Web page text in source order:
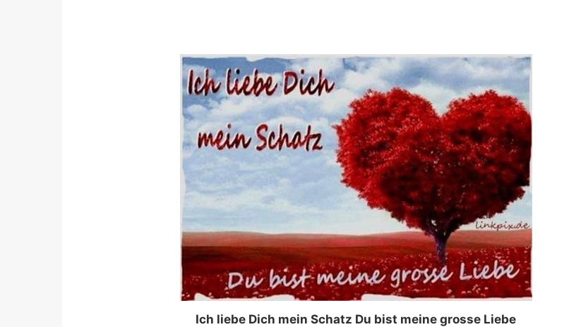
Ich liebe Dich mein Schatz Du bist meine grosse Liebe